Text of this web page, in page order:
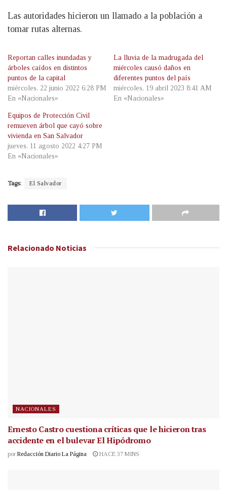
Las autoridades hicieron un llamado a la población a
tomar rutas alternas.
Reportan calles inundadas y
árboles caídos en distintos
puntos de la capital
miércoles, 22 junio 2022 6:28 PM
En «Nacionales»
La lluvia de la madrugada del
miércoles causó daños en
diferentes puntos del país
miércoles, 19 abril 2023 8:41 AM
En «Nacionales»
Equipos de Protección Civil
remueven árbol que cayó sobre
vivienda en San Salvador
jueves, 11 agosto 2022 4:27 PM
En «Nacionales»
Tags: El Salvador
Relacionado Noticias
NACIONALES
Ernesto Castro cuestiona críticas que le hicieron tras
accidente en el bulevar El Hipódromo
por Redacción Diario La Página HACE 37 MINS